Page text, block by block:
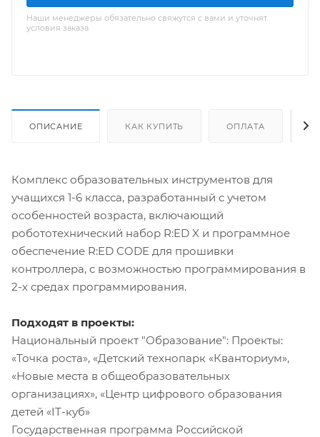
Наши менеджеры обязательно свяжутся с вами и уточнят
условия заказа
ОПИСАНИЕ КАК КУПИТЬ ОПЛАТА
Комплекс образовательных инструментов для
учащихся 1-6 класса, разработанный с учетом
особенностей возраста, включающий
робототехнический набор R:ED X и программное
обеспечение R:ED CODE для прошивки
контроллера, с возможностью программирования в
2-х средах программирования.
Подходят в проекты:
Национальный проект "Образование": Проекты:
«Точка роста», «Детский технопарк «Кванториум»,
«Новые места в общеобразовательных
организациях», «Центр цифрового образования
детей «IT-куб»
Государственная программа Российской